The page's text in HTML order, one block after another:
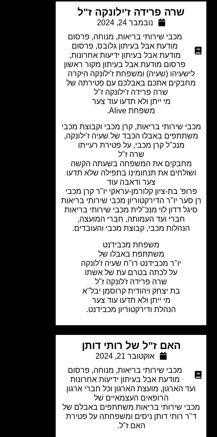
שרה פרידה ז'ילונקה ז"ל
נובמבר 24, 2024
מכבי שירותי בריאות ,מנוחה, פרסום
מודעת אבל בעיתון גלובס, פרסום
מודעת אבל בעיתון ידיעות אחרונות,
פרסום מודעת אבל בעיתון מקור ראשון
(שעיה) ומשפחת ז'ילונקה היקרה
אתכם באבלכם עם פטירתה של
שרה פרידה ז'ילונקה ז"ל
מי ייתן ולא תדעו עוד צער
משפחת Alive.
שירותי בריאות, קרן מכבי וקבוצת מכבי
באבלו הכבד של שעיה ז'ילונקה,
מנכ"ל קרן מכבי, על פטירת רעייתו
שרה ז"ל
מחבקים את המשפחה בשעתה הקשה
את תנחומינו בתפילה שלא תדעו
צער ודאבה עוד
בת-ציון קלורמן-עראקי יו"ר קרן מכבי
יו"ר הדירקטוריון מכבי שירותי בריאות
דדון לוי מנכ"לית מכבי שירותי בריאות
חברי ועד העמותה, חברי המועצה,
הנהלות מכבי, קבוצת מכבי והעובדים.
משפחת מכבידנט
משתתפת באבלו של
יו"ר מכבידנט רו"ח שעיה ז'לונקה
על לכתה בטרם עת של אשתו
שרה פרידה ז'לונקה ז"ל
בת יצחק ויהודית קרוסמן יבל"א
מי ייתן ולא תדעו עוד צער
הנהלת ודירקטוריון מכבידנט.
האם ז"ל של רותי דותן
אוקטובר 21, 2024
מכבי שירותי בריאות ,מנוחה, פרסום
מודעת אבל בעיתון ידיעות אחרונות
הארגון, מועצת הארגון וכל חברי ארגון
הרופאים העצמאיים של
שירותי בריאות משתתפים באבלם של
רותי דותן ניסים ומשפחתה על פטירת
האם ז"ל.